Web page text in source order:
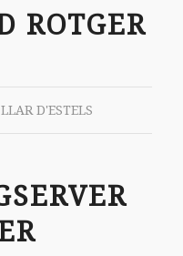
ROTGER
LLAR D'ESTELS